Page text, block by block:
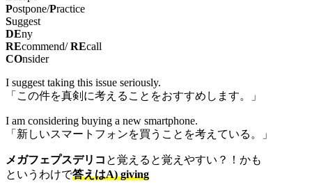
Postpone/Practice
Suggest
DEny
REcommend/REcall
COnsider
I suggest taking this issue seriously.
「この件を真剣に考えることをおすすめします。」
I am considering buying a new smartphone.
「新しいスマートフォンを買うことを考えている。」
メガフェプスデリコ と覚えると覚えやすい？！かも
というわけで答えはA) giving